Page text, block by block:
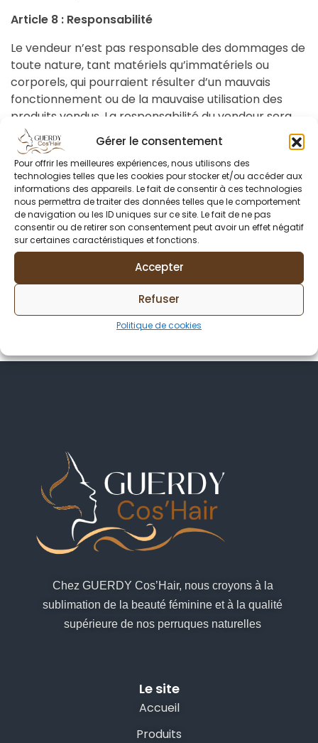
Gérer le consentement
Pour offrir les meilleures expériences, nous utilisons des
technologies telles que les cookies pour stocker et/ou accéder aux
informations des appareils. Le fait de consentir à ces technologies
nous permettra de traiter des données telles que le comportement
de navigation ou les ID uniques sur ce site. Le fait de ne pas
consentir ou de retirer son consentement peut avoir un effet négatif
sur certaines caractéristiques et fonctions.
Accepter
Refuser
Politique de cookies
Article 8 : Responsabilité
Le vendeur n’est pas responsable des dommages de
toute nature, tant matériels qu’immatériels ou
corporels, qui pourraient résulter d’un mauvais
fonctionnement ou de la mauvaise utilisation des
produits vendus. La responsabilité du vendeur sera,
en tout état de cause, limitée au montant de la
commande.
Article 9 : Droit applicable et litiges
Les présentes conditions générales de vente sont
soumises au droit français. En cas de litige, les
tribunaux français seront seuls compétents.
Chez GUERDY Cos’Hair, nous croyons à la
sublimation de la beauté féminine et à la qualité
supérieure de nos perruques naturelles
Le site
Accueil
Produits